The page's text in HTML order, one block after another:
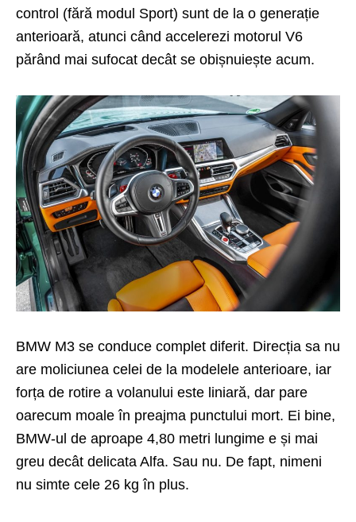
control (fără modul Sport) sunt de la o generație
anterioară, atunci când accelerezi motorul V6
părând mai sufocat decât se obișnuiește acum.
BMW M3 se conduce complet diferit. Direcția sa nu
are moliciunea celei de la modelele anterioare, iar
forța de rotire a volanului este liniară, dar pare
oarecum moale în preajma punctului mort. Ei bine,
BMW-ul de aproape 4,80 metri lungime e și mai
greu decât delicata Alfa. Sau nu. De fapt, nimeni
nu simte cele 26 kg în plus.